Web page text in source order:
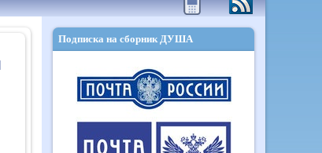
Подписка на сборник ДУША